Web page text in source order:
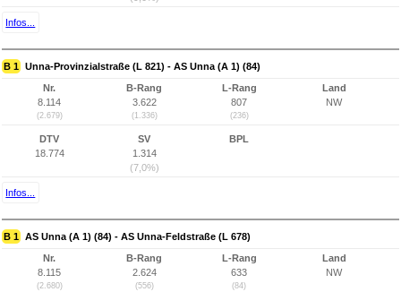
Infos...
B 1 Unna-Provinzialstraße (L 821) - AS Unna (A 1) (84)
Nr.
8.114
(2.679)
B-Rang
3.622
(1.336)
L-Rang
807
(236)
Land
NW
DTV
18.774
SV
1.314
(7,0%)
BPL
Infos...
B 1 AS Unna (A 1) (84) - AS Unna-Feldstraße (L 678)
Nr.
8.115
(2.680)
B-Rang
2.624
(556)
L-Rang
633
(84)
Land
NW